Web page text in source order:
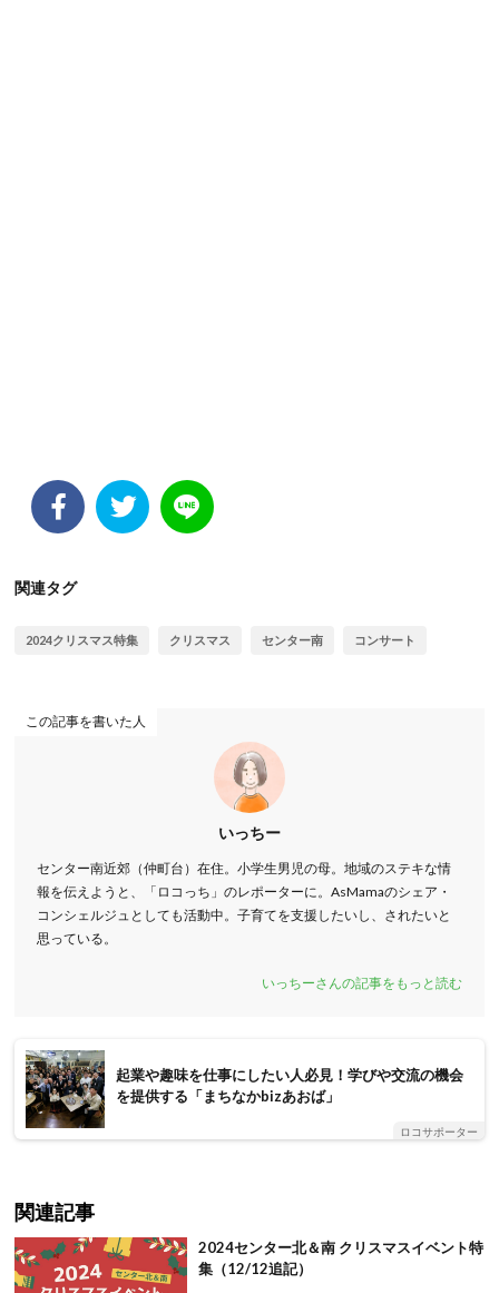
関連タグ
2024クリスマス特集 クリスマス センター南 コンサート
この記事を書いた人
いっちー
センター南近郊（仲町台）在住。小学生男児の母。地域のステキな情
報を伝えようと、「ロコっち」のレポーターに。AsMamaのシェア・
コンシェルジュとしても活動中。子育てを支援したいし、されたいと
思っている。
いっちーさんの記事をもっと読む
起業や趣味を仕事にしたい人必見！学びや交流の機会
を提供する「まちなかbizあおば」
ロコサポーター
関連記事
2024センター北＆南 クリスマスイベント特
集（12/12追記）